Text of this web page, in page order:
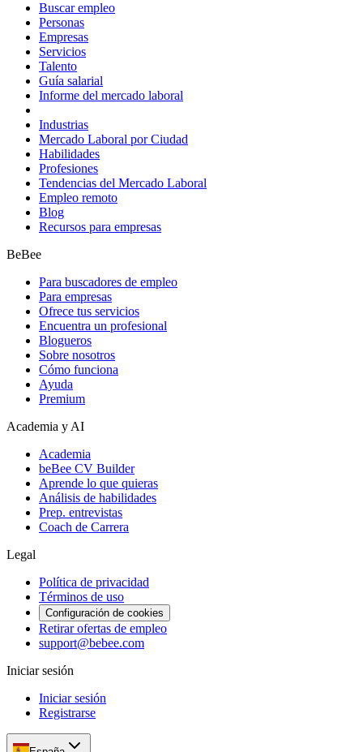
Buscar empleo
Personas
Empresas
Servicios
Talento
Guía salarial
Informe del mercado laboral
Industrias
Mercado Laboral por Ciudad
Habilidades
Profesiones
Tendencias del Mercado Laboral
Empleo remoto
Blog
Recursos para empresas
BeBee
Para buscadores de empleo
Para empresas
Ofrece tus servicios
Encuentra un profesional
Blogueros
Sobre nosotros
Cómo funciona
Ayuda
Premium
Academia y AI
Academia
beBee CV Builder
Aprende lo que quieras
Análisis de habilidades
Prep. entrevistas
Coach de Carrera
Legal
Política de privacidad
Términos de uso
Configuración de cookies
Retirar ofertas de empleo
support@bebee.com
Iniciar sesión
Iniciar sesión
Registrarse